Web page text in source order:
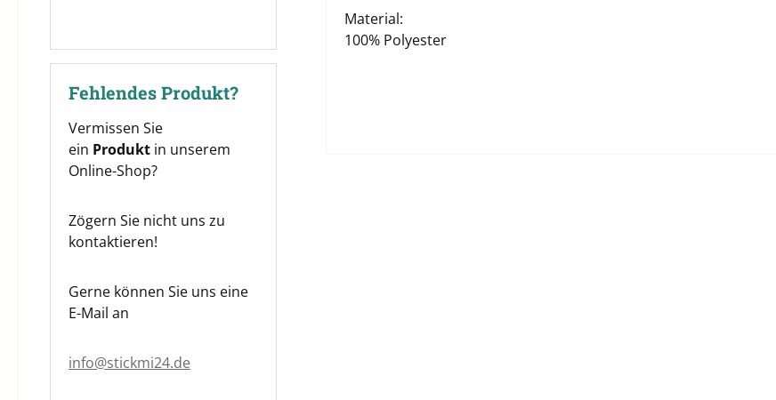
Fehlendes Produkt?
Vermissen Sie
ein Produkt in unserem
Online-Shop?
Zögern Sie nicht uns zu
kontaktieren!
Gerne können Sie uns eine
E-Mail an
info@stickmi24.de
Material:
100% Polyester